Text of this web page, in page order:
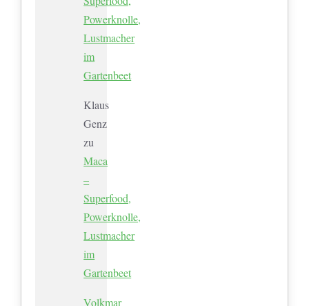
Powerknolle,
Lustmacher
im
Gartenbeet
Klaus
Genz
zu
Maca
–
Superfood,
Powerknolle,
Lustmacher
im
Gartenbeet
Volkmar